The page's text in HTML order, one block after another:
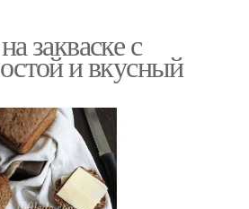
закваске с
и вкусный